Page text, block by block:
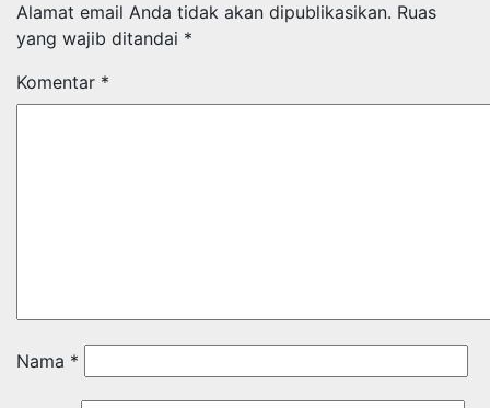
Alamat email Anda tidak akan dipublikasikan. Ruas
yang wajib ditandai *
Komentar *
Nama *